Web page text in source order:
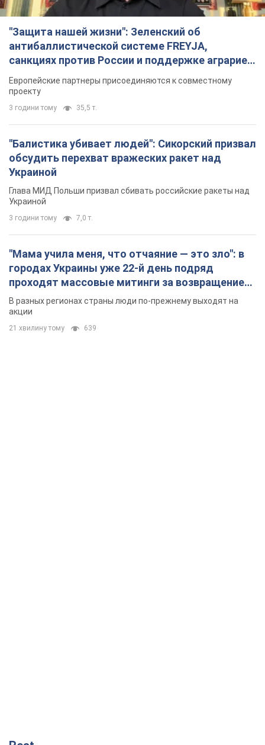
"Защита нашей жизни": Зеленский об
антибаллистической системе FREYJA,
санкциях против России и поддержке аграриев.
Видео
Европейские партнеры присоединяются к совместному
проекту
3 години тому 35,5 т.
"Балистика убивает людей": Сикорский призвал
обсудить перехват вражеских ракет над
Украиной
Глава МИД Польши призвал сбивать российские ракеты над
Украиной
3 години тому 7,0 т.
"Мама учила меня, что отчаяние — это зло": в
городах Украины уже 22-й день подряд
проходят массовые митинги за возвращение
Федорова. Фото и видео
В разных регионах страны люди по-прежнему выходят на
акции
21 хвилину тому 639